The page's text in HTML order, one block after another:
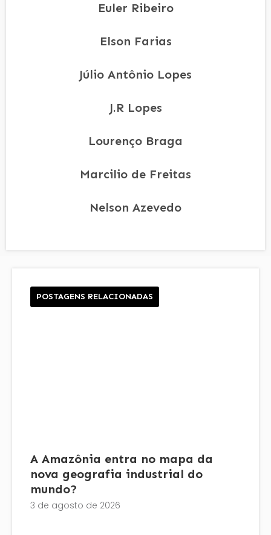
Euler Ribeiro
Elson Farias
Júlio Antônio Lopes
J.R Lopes
Lourenço Braga
Marcilio de Freitas
Nelson Azevedo
POSTAGENS RELACIONADAS
A Amazônia entra no mapa da
nova geografia industrial do
mundo?
3 de agosto de 2026